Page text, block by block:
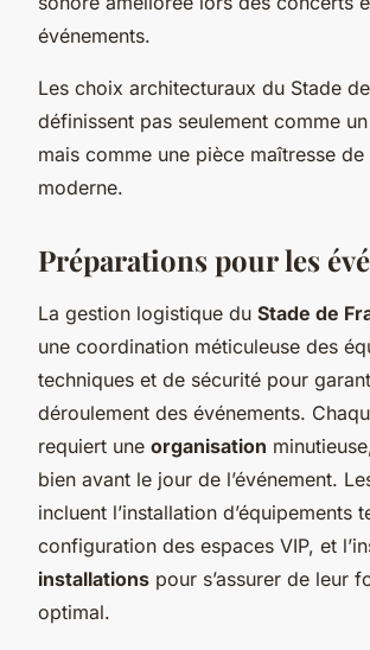
événements.
Les choix architecturaux du Stade
définissent pas seulement comme
mais comme une pièce maîtresse de
moderne.
Préparations pour les
La gestion logistique du Stade de
une coordination méticuleuse des
techniques et de sécurité pour
déroulement des événements.
requiert une organisation
bien avant le jour de l’événement.
incluent l’installation d’équipements
configuration des espaces VIP, et
installations pour s’assurer de leur
optimal.